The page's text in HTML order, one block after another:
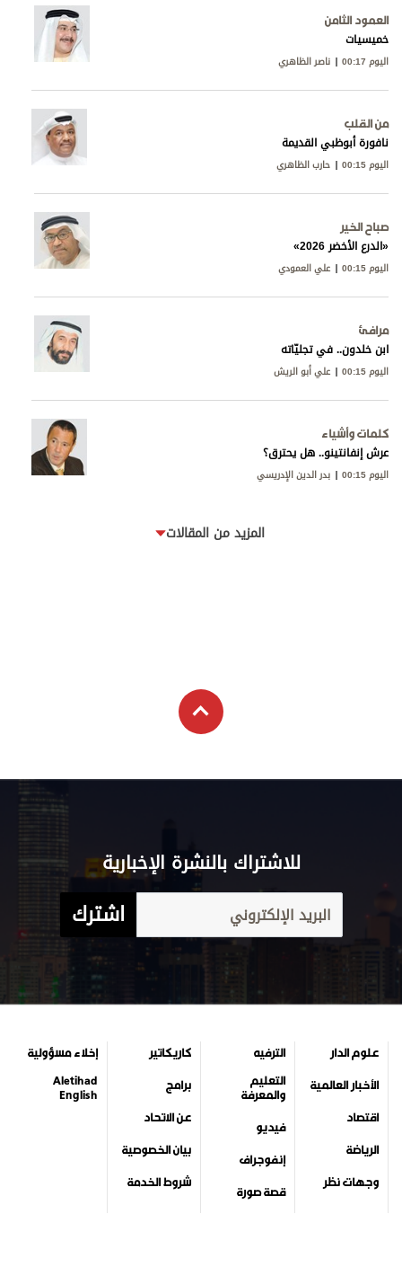
العمود الثامن
خميسيات
اليوم 00:17 ناصر الظاهري
من القلب
نافورة أبوظبي القديمة
اليوم 00:15 حارب الظاهري
صباح الخير
«الدرع الأخضر 2026»
اليوم 00:15 علي العمودي
مرافئ
ابن خلدون.. في تجليّاته
اليوم 00:15 علي أبو الريش
كلمات وأشياء
عرش إنفانتينو.. هل يحترق؟
اليوم 00:15 بدر الدين الإدريسي
المزيد من المقالات
للاشتراك بالنشرة الإخبارية
اشترك
علوم الدار
الأخبار العالمية
اقتصاد
الرياضة
وجهات نظر
الترفيه
التعليم
والمعرفة
فيديو
إنفوجراف
قصة صورة
كاريكاتير
برامج
عن الاتحاد
بيان الخصوصية
شروط الخدمة
إخلاء مسؤولية
Aletihad
English